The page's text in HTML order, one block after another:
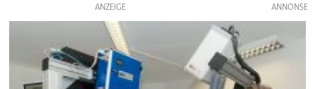
ANZEIGE